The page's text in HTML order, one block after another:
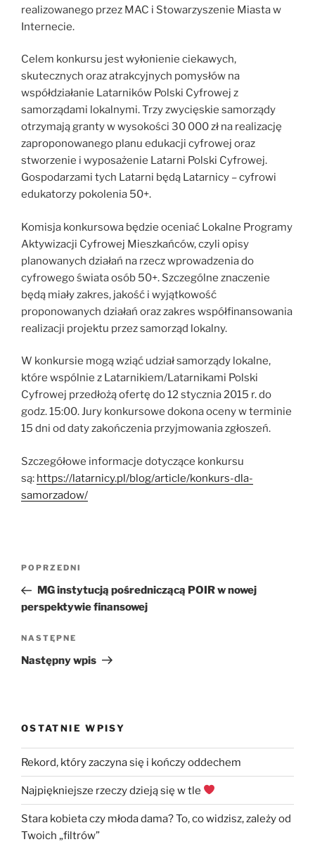
realizowanego przez MAC i Stowarzyszenie Miasta w
Internecie.
Celem konkursu jest wyłonienie ciekawych,
skutecznych oraz atrakcyjnych pomysłów na
współdziałanie Latarników Polski Cyfrowej z
samorządami lokalnymi. Trzy zwycięskie samorządy
otrzymają granty w wysokości 30 000 zł na realizację
zaproponowanego planu edukacji cyfrowej oraz
stworzenie i wyposażenie Latarni Polski Cyfrowej.
Gospodarzami tych Latarni będą Latarnicy – cyfrowi
edukatorzy pokolenia 50+.
Komisja konkursowa będzie oceniać Lokalne Programy
Aktywizacji Cyfrowej Mieszkańców, czyli opisy
planowanych działań na rzecz wprowadzenia do
cyfrowego świata osób 50+. Szczególne znaczenie
będą miały zakres, jakość i wyjątkowość
proponowanych działań oraz zakres współfinansowania
realizacji projektu przez samorząd lokalny.
W konkursie mogą wziąć udział samorządy lokalne,
które wspólnie z Latarnikiem/Latarnikami Polski
Cyfrowej przedłożą ofertę do 12 stycznia 2015 r. do
godz. 15:00. Jury konkursowe dokona oceny w terminie
15 dni od daty zakończenia przyjmowania zgłoszeń.
Szczegółowe informacje dotyczące konkursu
są: https://latarnicy.pl/blog/article/konkurs-dla-
samorzadow/
Nawigacja
Poprzedni
wpis
POPRZEDNI
MG instytucją pośredniczącą POIR w nowej
perspektywie finansowej
Następny
wpis
NASTĘPNE
Następny wpis
OSTATNIE WPISY
Rekord, który zaczyna się i kończy oddechem
Najpiękniejsze rzeczy dzieją się w tle
Stara kobieta czy młoda dama? To, co widzisz, zależy od
Twoich „filtrów”